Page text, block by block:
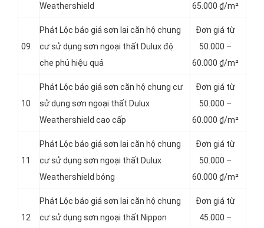
Weathershield
65.000 ₫/m²
09
Phát Lộc báo giá sơn lại căn hộ chung
cư sử dụng sơn ngoại thất Dulux độ
che phủ hiệu quả
Đơn giá từ
50.000 –
60.000 ₫/m²
10
Phát Lộc báo giá sơn căn hộ chung cư
sử dụng sơn ngoại thất Dulux
Weathershield cao cấp
Đơn giá từ
50.000 –
60.000 ₫/m²
11
Phát Lộc báo giá sơn lại căn hộ chung
cư sử dụng sơn ngoại thất Dulux
Weathershield bóng
Đơn giá từ
50.000 –
60.000 ₫/m²
12
Phát Lộc báo giá sơn lại căn hộ chung
cư sử dụng sơn ngoại thất Nippon
Đơn giá từ
45.000 –